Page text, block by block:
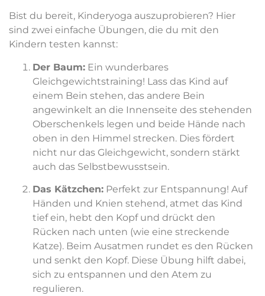
Bist du bereit, Kinderyoga auszuprobieren? Hier
sind zwei einfache Übungen, die du mit den
Kindern testen kannst:
Der Baum: Ein wunderbares
Gleichgewichtstraining! Lass das Kind auf
einem Bein stehen, das andere Bein
angewinkelt an die Innenseite des stehenden
Oberschenkels legen und beide Hände nach
oben in den Himmel strecken. Dies fördert
nicht nur das Gleichgewicht, sondern stärkt
auch das Selbstbewusstsein.
Das Kätzchen: Perfekt zur Entspannung! Auf
Händen und Knien stehend, atmet das Kind
tief ein, hebt den Kopf und drückt den
Rücken nach unten (wie eine streckende
Katze). Beim Ausatmen rundet es den Rücken
und senkt den Kopf. Diese Übung hilft dabei,
sich zu entspannen und den Atem zu
regulieren.